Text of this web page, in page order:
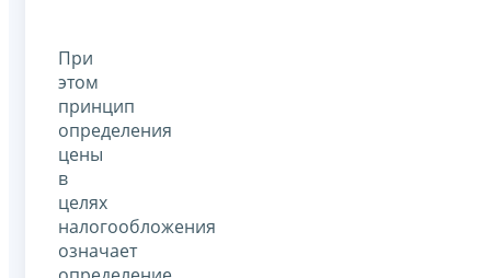
При
этом
принцип
определения
цены
в
целях
налогообложения
означает